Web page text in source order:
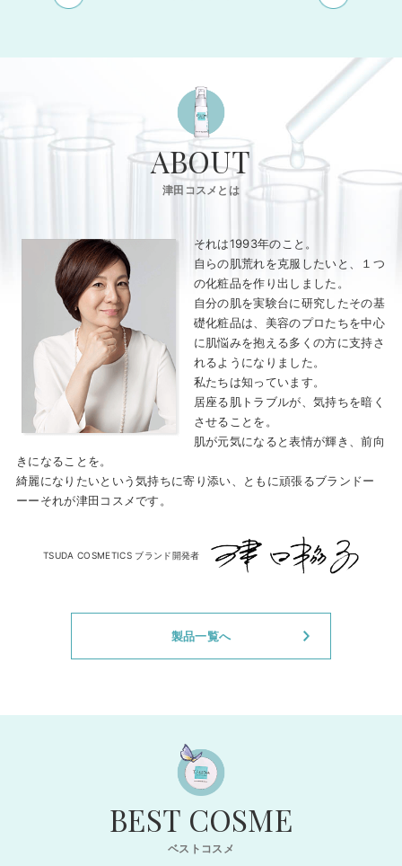
ABOUT
津田コスメとは
それは1993年のこと。
自らの肌荒れを克服したいと、１つ
の化粧品を作り出しました。
自分の肌を実験台に研究したその基
礎化粧品は、美容のプロたちを中心
に肌悩みを抱える多くの方に支持さ
れるようになりました。
私たちは知っています。
居座る肌トラブルが、気持ちを暗く
させることを。
肌が元気になると表情が輝き、前向
きになることを。
綺麗になりたいという気持ちに寄り添い、
ともに頑張るブランドー
ーーそれが津田コスメです。
TSUDA COSMETICS ブランド開発者
製品一覧へ
BEST COSME
ベストコスメ